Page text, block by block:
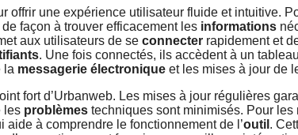
offrir une expérience utilisateur fluide et intuitive.
façon à trouver efficacement les informations
aux utilisateurs de se connecter rapidement et
. Une fois connectés, ils accèdent à un
la messagerie électronique et les mises à jour de
fort d’Urbanweb. Les mises à jour régulières
les problèmes techniques sont minimisés. Pour
à comprendre le fonctionnement de l’outil .